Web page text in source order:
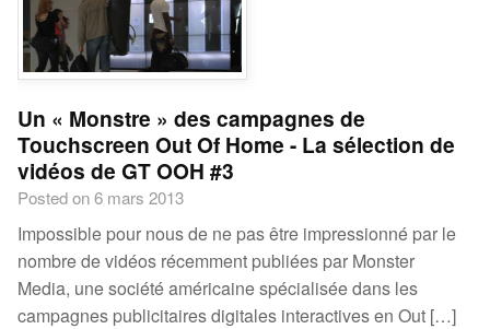
Un « Monstre » des campagnes de
Touchscreen Out Of Home - La sélection de
vidéos de GT OOH #3
Posted on 6 mars 2013
Impossible pour nous de ne pas être impressionné par le
nombre de vidéos récemment publiées par Monster
Media, une société américaine spécialisée dans les
campagnes publicitaires digitales interactives en Out […]